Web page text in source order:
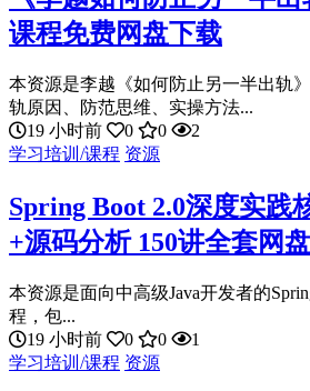
课程免费网盘下载
本资源是李越《如何防止另一半出轨
轨原因、防范思维、实操方法...
19 小时前
0 0
2
学习培训/课程 资源
Spring Boot 2.0深度实践
+源码分析 150讲全套网
本资源是面向中高级Java开发者的
程，包...
19 小时前
0 0
1
学习培训/课程 资源